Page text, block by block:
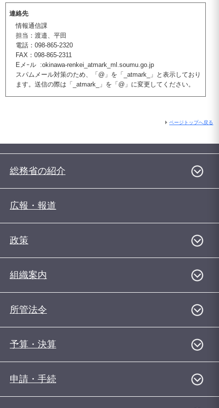
連絡先
情報通信課
担当：渡邉、平田
電話：098-865-2320
FAX：098-865-2311
Eメｰル :okinawa-renkei_atmark_ml.soumu.go.jp
スパムメール対策のため、「@」を「_atmark_」と表示しており
ます。送信の際は「_atmark_」を「@」に変更してください。
ページトップへ戻る
総務省の紹介
広報・報道
政策
組織案内
所管法令
予算・決算
申請・手続